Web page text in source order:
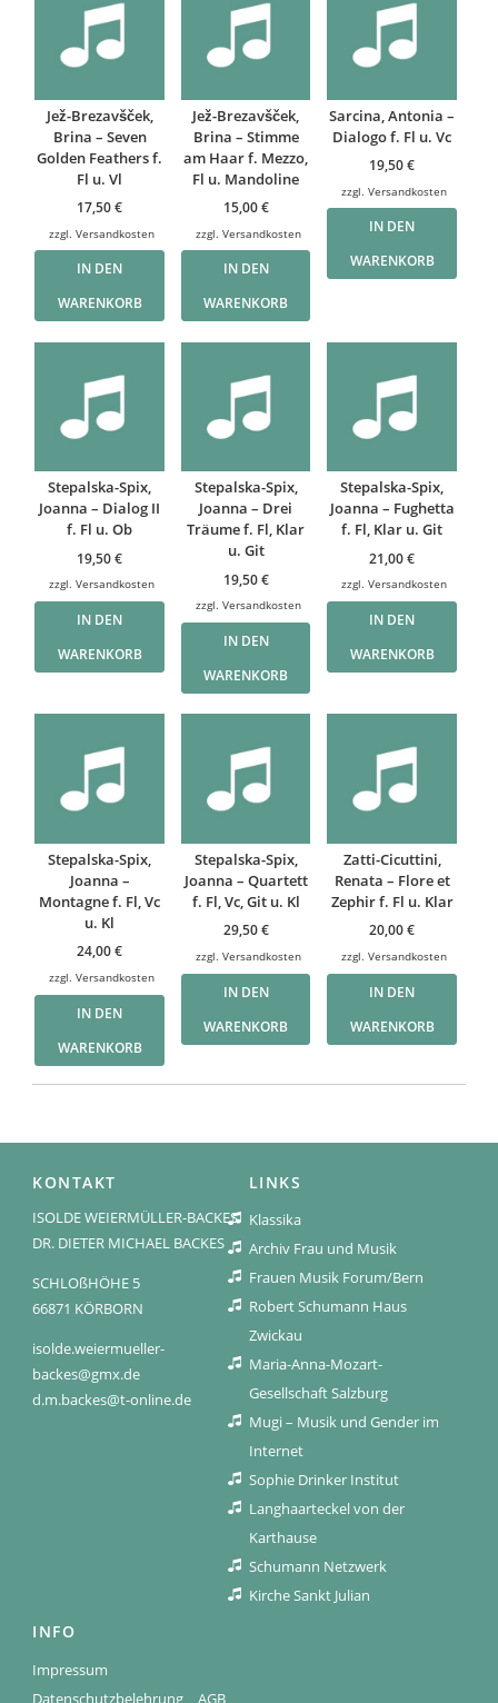
Jež-Brezavšček,
Brina – Seven
Golden Feathers f.
Fl u. Vl
17,50€
zzgl.Versandkosten
IN DEN
WARENKORB
Jež-Brezavšček,
Brina – Stimme
am Haar f. Mezzo,
Fl u. Mandoline
15,00€
zzgl. Versandkosten
IN DEN
WARENKORB
Sarcina, Antonia –
Dialogo f. Fl u. Vc
19,50€
zzgl.Versandkosten
IN DEN
WARENKORB
Stepalska-Spix,
Joanna – Dialog II
f. Fl u. Ob
19,50€
zzgl.Versandkosten
IN DEN
WARENKORB
Stepalska-Spix,
Joanna – Drei
Träume f. Fl, Klar
u. Git
19,50€
zzgl. Versandkosten
IN DEN
WARENKORB
Stepalska-Spix,
Joanna – Fughetta
f. Fl, Klar u. Git
21,00€
zzgl.Versandkosten
IN DEN
WARENKORB
Stepalska-Spix,
Joanna –
Montagne f. Fl, Vc
u. Kl
24,00€
zzgl.Versandkosten
IN DEN
WARENKORB
Stepalska-Spix,
Joanna – Quartett
f. Fl, Vc, Git u. Kl
29,50€
zzgl. Versandkosten
IN DEN
WARENKORB
Zatti-Cicuttini,
Renata – Flore et
Zephir f. Fl u. Klar
20,00€
zzgl.Versandkosten
IN DEN
WARENKORB
KONTAKT
ISOLDE WEIERMÜLLER-BACKES
DR. DIETER MICHAEL BACKES
SCHLOßHÖHE 5
66871 KÖRBORN
isolde.weiermueller-
backes@gmx.de
d.m.backes@t-online.de
LINKS
Klassika
Archiv Frau und Musik
Frauen Musik Forum/Bern
Robert Schumann Haus
Zwickau
Maria-Anna-Mozart-
Gesellschaft Salzburg
Mugi – Musik und Gender im
Internet
Sophie Drinker Institut
Langhaarteckel von der
Karthause
Schumann Netzwerk
Kirche Sankt Julian
INFO
Impressum
Datenschutzbelehrung
AGB